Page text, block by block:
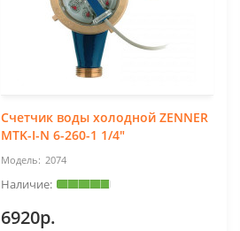
Счетчик воды холодной ZENNER
MTK-I-N 6-260-1 1/4"
2074
6920р.